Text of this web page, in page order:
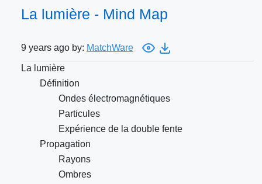
La lumière - Mind Map
9 years ago by: MatchWare
La lumière
Définition
Ondes électromagnétiques
Particules
Expérience de la double fente
Propagation
Rayons
Ombres